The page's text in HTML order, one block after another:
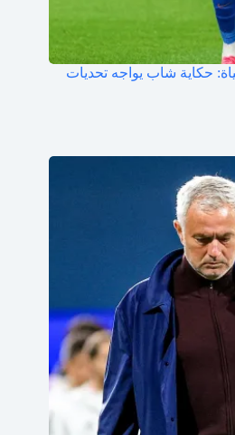
حكاية شاب يواجه تحديات